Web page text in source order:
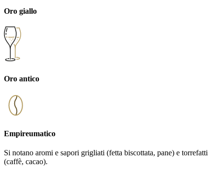
Oro giallo
Oro antico
Empireumatico
Si notano aromi e sapori grigliati (fetta biscottata, pane) e torrefatti
(caffè, cacao).